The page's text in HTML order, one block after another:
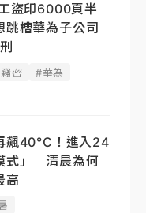
盜印6000頁半
槽華為子公司
密
#華為
飆40°C！進入24
式」 清晨為何
高